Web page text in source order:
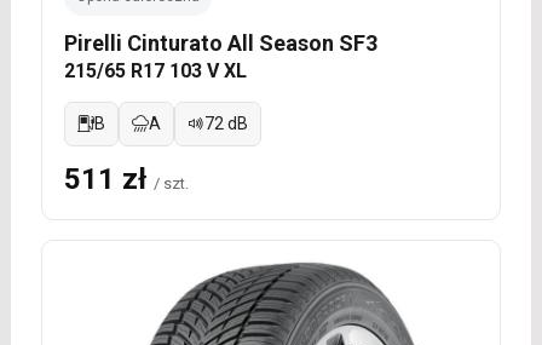
Pirelli Cinturato All Season SF3
215/65 R17 103 V XL
B A 72 dB
511 zł / szt.